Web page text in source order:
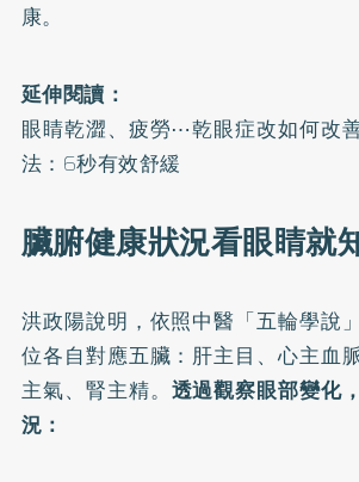
康。
延伸閱讀：
眼睛乾澀、疲勞⋯乾眼症改如何改
法：6秒有效舒緩
臟腑健康狀況看眼睛就
洪政陽說明，依照中醫「五輪學說
位各自對應五臟：肝主目、心主血
主氣、腎主精。 透過觀察眼部變化
況：